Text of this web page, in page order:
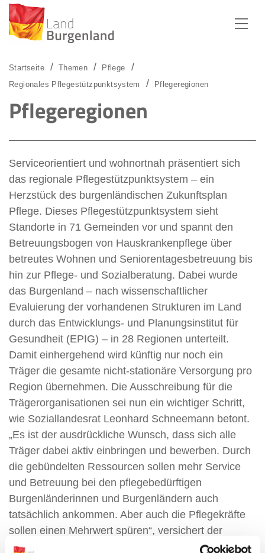
Startseite Themen
Pflege
Regionales Pflegestützpunktsystem
Pflegeregionen
Pflegeregionen
Serviceorientiert und wohnortnah präsentiert sich
das regionale Pflegestützpunktsystem – ein
Herzstück des burgenländischen Zukunftsplan
Pflege. Dieses Pflegestützpunktsystem sieht
Standorte in 71 Gemeinden vor und spannt den
Betreuungsbogen von Hauskrankenpflege über
betreutes Wohnen und Seniorentagesbetreuung bis
hin zur Pflege- und Sozialberatung. Dabei wurde
das Burgenland – nach wissenschaftlicher
Evaluierung der vorhandenen Strukturen im Land
durch das Entwicklungs- und Planungsinstitut für
Gesundheit (EPIG) – in 28 Regionen unterteilt.
Damit einhergehend wird künftig nur noch ein
Träger die gesamte nicht-stationäre Versorgung pro
Region übernehmen. Die Ausschreibung für die
Trägerorganisationen sei nun ein wichtiger Schritt,
wie Soziallandesrat Leonhard Schneemann betont.
„Es ist der ausdrückliche Wunsch, dass sich alle
Träger dabei aktiv einbringen und bewerben. Durch
die gebündelten Ressourcen sollen mehr Service
und Betreuung bei den pflegebedürftigen
Burgenländerinnen und Burgenländern auch
tatsächlich ankommen. Aber auch die Pflegekräfte
sollen einen Mehrwert spüren“, versichert der
Soziallandesrat. Alle Pflegekräfte im